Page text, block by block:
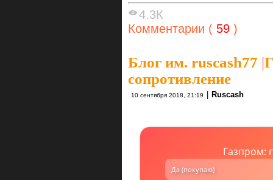
4.3К
Комментарии ( 59 )
Блог им. ruscash77 |
сопротивление
10 сентября 2018, 21:19 | Ruscash
Газпром:
Да (покупаю)